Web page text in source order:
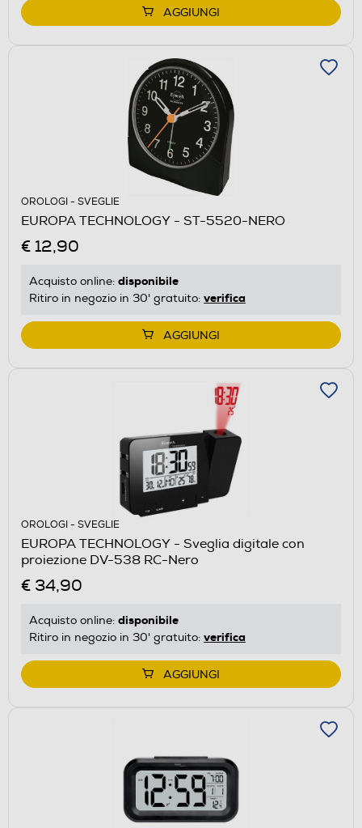
AGGIUNGI
OROLOGI - SVEGLIE
EUROPA TECHNOLOGY - ST-5520-NERO
€ 12,90
Acquisto online: disponibile
Ritiro in negozio in 30' gratuito: verifica
AGGIUNGI
OROLOGI - SVEGLIE
EUROPA TECHNOLOGY - Sveglia digitale con
proiezione DV-538 RC-Nero
€ 34,90
Acquisto online: disponibile
Ritiro in negozio in 30' gratuito: verifica
AGGIUNGI